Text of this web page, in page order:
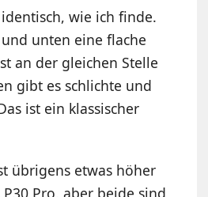
wie ich finde.
unten eine flache
an der gleichen Stelle
gibt es schlichte und
ist ein klassischer
übrigens etwas höher
Pro, aber beide sind